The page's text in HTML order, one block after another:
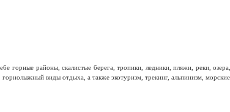
районы, скалистые берега, тропики, ледники, пляжи, реки,
виды отдыха, а также экотуризм, трекинг, альпинизм,